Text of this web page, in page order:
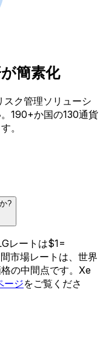
簡素化
スク管理ソリューシ
190+か国の130通貨
。
?
レートは$1=
市場レートは、世界
の中間点です。Xe
ージをご覧くださ